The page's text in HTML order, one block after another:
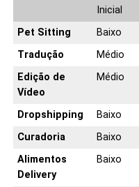
Inicial
Pet Sitting
Baixo
Tradução
Médio
Edição de
Vídeo
Médio
Dropshipping Baixo
Curadoria
Baixo
Alimentos
Delivery
Baixo